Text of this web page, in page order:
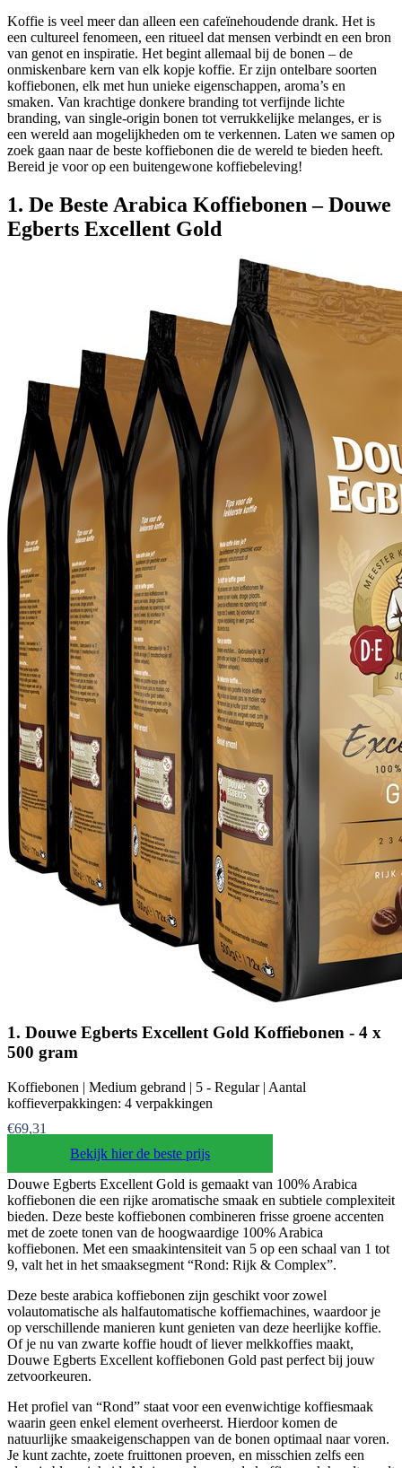
Koffie is veel meer dan alleen een cafeïnehoudende drank. Het is
een cultureel fenomeen, een ritueel dat mensen verbindt en een bron
van genot en inspiratie. Het begint allemaal bij de bonen – de
onmiskenbare kern van elk kopje koffie. Er zijn ontelbare soorten
koffiebonen, elk met hun unieke eigenschappen, aroma’s en
smaken. Van krachtige donkere branding tot verfijnde lichte
branding, van single-origin bonen tot verrukkelijke melanges, er is
een wereld aan mogelijkheden om te verkennen. Laten we samen op
zoek gaan naar de beste koffiebonen die de wereld te bieden heeft.
Bereid je voor op een buitengewone koffiebeleving!
1. De Beste Arabica Koffiebonen – Douwe
Egberts Excellent Gold
1. Douwe Egberts Excellent Gold Koffiebonen - 4 x
500 gram
Koffiebonen | Medium gebrand | 5 - Regular | Aantal
koffieverpakkingen: 4 verpakkingen
€69,31
Bekijk hier de beste prijs
Douwe Egberts Excellent Gold is gemaakt van 100% Arabica
koffiebonen die een rijke aromatische smaak en subtiele complexiteit
bieden. Deze beste koffiebonen combineren frisse groene accenten
met de zoete tonen van de hoogwaardige 100% Arabica
koffiebonen. Met een smaakintensiteit van 5 op een schaal van 1 tot
9, valt het in het smaaksegment “Rond: Rijk & Complex”.
Deze beste arabica koffiebonen zijn geschikt voor zowel
volautomatische als halfautomatische koffiemachines, waardoor je
op verschillende manieren kunt genieten van deze heerlijke koffie.
Of je nu van zwarte koffie houdt of liever melkkoffies maakt,
Douwe Egberts Excellent koffiebonen Gold past perfect bij jouw
zetvoorkeuren.
Het profiel van “Rond” staat voor een evenwichtige koffiesmaak
waarin geen enkel element overheerst. Hierdoor komen de
natuurlijke smaakeigenschappen van de bonen optimaal naar voren.
Je kunt zachte, zoete fruittonen proeven, en misschien zelfs een